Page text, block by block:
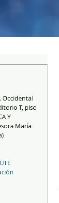
Occidental
T, piso
Y
María